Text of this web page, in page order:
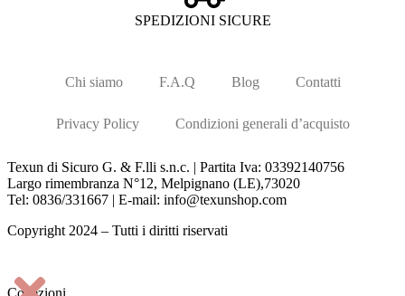
SPEDIZIONI SICURE
Chi siamo F.A.Q Blog Contatti
Privacy Policy Condizioni generali d’acquisto
Texun di Sicuro G. & F.lli s.n.c. | Partita Iva: 03392140756
Largo rimembranza N°12, Melpignano (LE),73020
Tel: 0836/331667 | E-mail: info@texunshop.com
Copyright 2024 – Tutti i diritti riservati